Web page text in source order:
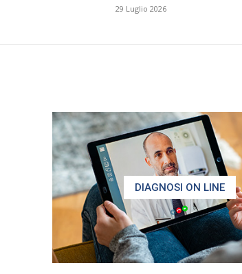
29 Luglio 2026
DIAGNOSI ON LINE